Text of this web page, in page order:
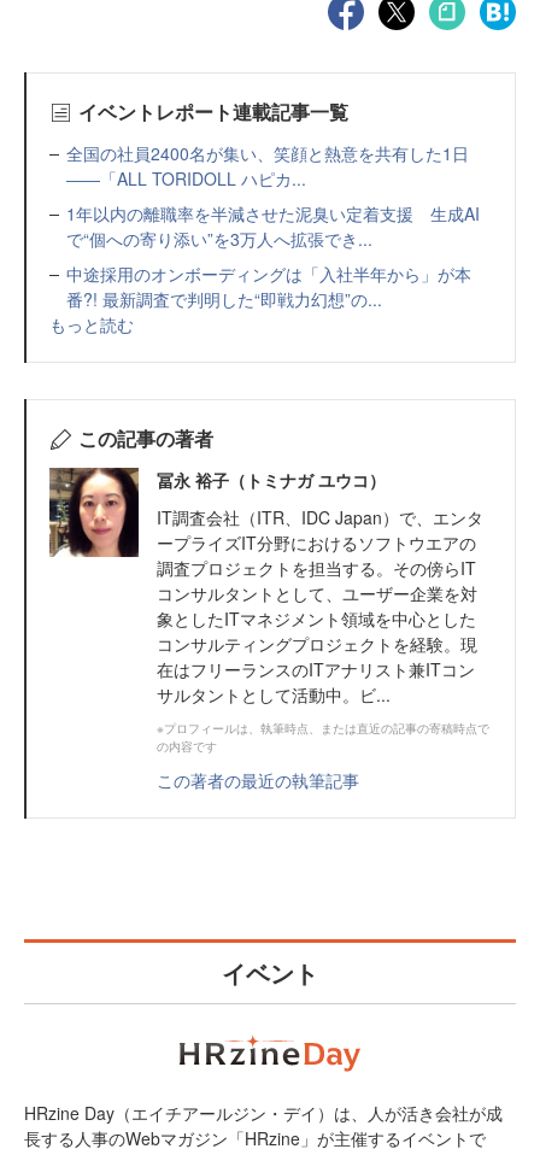
イベントレポート連載記事一覧
全国の社員2400名が集い、笑顔と熱意を共有した1日
――「ALL TORIDOLL ハピカ...
1年以内の離職率を半減させた泥臭い定着支援 生成AI
で“個への寄り添い”を3万人へ拡張でき...
中途採用のオンボーディングは「入社半年から」が本
番?! 最新調査で判明した“即戦力幻想”の...
もっと読む
この記事の著者
冨永 裕子（トミナガ ユウコ）
IT調査会社（ITR、IDC Japan）で、エンタ
ープライズIT分野におけるソフトウエアの
調査プロジェクトを担当する。その傍らIT
コンサルタントとして、ユーザー企業を対
象としたITマネジメント領域を中心とした
コンサルティングプロジェクトを経験。現
在はフリーランスのITアナリスト兼ITコン
サルタントとして活動中。ビ...
※プロフィールは、執筆時点、または直近の記事の寄稿時点で
の内容です
この著者の最近の執筆記事
イベント
HRzine Day（エイチアールジン・デイ）は、人が活き会社が成
長する人事のWebマガジン「HRzine」が主催するイベントで